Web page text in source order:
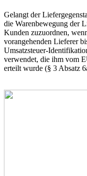
Gelangt der
die Warenbewegung der
Kunden zuzuordnen,
vorangehenden Lieferer
Umsatzsteuer-
verwendet, die ihm vom
erteilt wurde (§ 3 Absatz